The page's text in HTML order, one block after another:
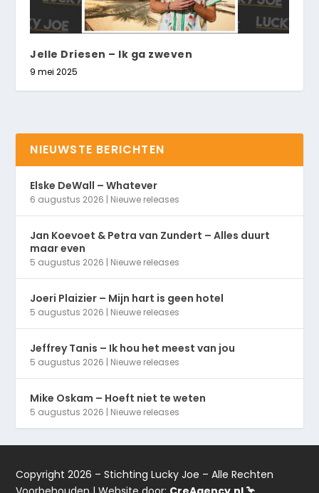
Jelle Driesen – Ik ga zweven
9 mei 2025
NIEUWSTE BERICHTEN
Elske DeWall – Whatever
6 augustus 2026 | Nieuwe releases
Jan Koevoet & Petra van Zundert – Alles duurt
maar even
5 augustus 2026 | Nieuwe releases
Joeri Plaizier – Mijn hart is geen hotel
5 augustus 2026 | Nieuwe releases
Jeffrey Tanis – Ik hou het meest van jou
5 augustus 2026 | Nieuwe releases
Mike Oskam – Hoeft niet te weten
5 augustus 2026 | Nieuwe releases
Copyright 2026 – Stichting Lucky Joe – Alle Rechten